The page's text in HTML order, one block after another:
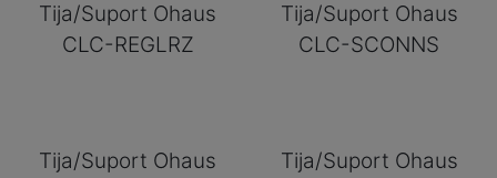
Tija/Suport Ohaus
CLC-REGLRZ
Tija/Suport Ohaus
CLC-SCONNS
Tija/Suport Ohaus
Tija/Suport Ohaus